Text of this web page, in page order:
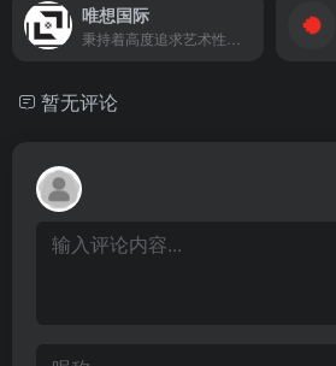
唯想国际
暂无评论